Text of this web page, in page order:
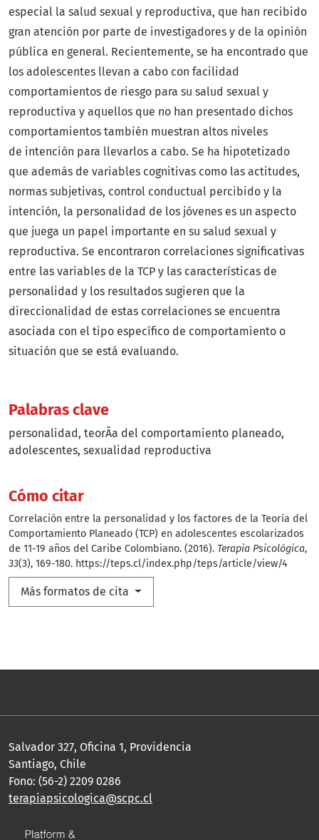
Palabras clave
personalidad teorÃ­a del comportamiento planeado
adolescentes sexualidad reproductiva
Cómo citar
Correlación entre la personalidad y los factores de la Teoría del
Comportamiento Planeado (TCP) en adolescentes escolarizados
de 11-19 años del Caribe Colombiano. (2016). Terapia Psicológica,
33(3), 169-180. https://teps.cl/index.php/teps/article/view/4
Más formatos de cita
especial la salud sexual y reproductiva, que han recibido
gran atención por parte de investigadores y de la opinión
pública en general. Recientemente, se ha encontrado que
los adolescentes llevan a cabo con facilidad
comportamientos de riesgo para su salud sexual y
reproductiva y aquellos que no han presentado dichos
comportamientos también muestran altos niveles
de intención para llevarlos a cabo. Se ha hipotetizado
que además de variables cognitivas como las actitudes,
normas subjetivas, control conductual percibido y la
intención, la personalidad de los jóvenes es un aspecto
que juega un papel importante en su salud sexual y
reproductiva. Se encontraron correlaciones significativas
entre las variables de la TCP y las características de
personalidad y los resultados sugieren que la
direccionalidad de estas correlaciones se encuentra
asociada con el tipo específico de comportamiento o
situación que se está evaluando.
Salvador 327, Oficina 1, Providencia
Santiago, Chile
Fono: (56-2) 2209 0286
terapiapsicologica@scpc.cl